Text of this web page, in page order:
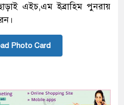
এইচ,এম ইব্রাহিম পুনরায়
Photo Card